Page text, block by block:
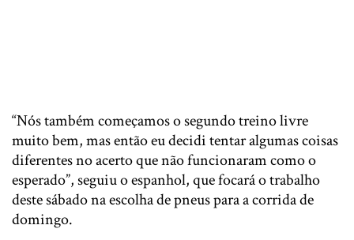
“Nós também começamos o segundo treino livre
muito bem, mas então eu decidi tentar algumas coisas
diferentes no acerto que não funcionaram como o
esperado”, seguiu o espanhol, que focará o trabalho
deste sábado na escolha de pneus para a corrida de
domingo.